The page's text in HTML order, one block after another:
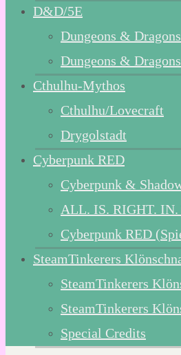
D&D/5E
Dungeons &
Dungeons &
Cthulhu-Mythos
Cthulhu/Lovecraft
Drygolstadt
Cyberpunk RED
Cyberpunk &
ALL. IS. RIGHT.
Cyberpunk RED
SteamTinkerers
SteamTinkerers
SteamTinkerers
Special Credits